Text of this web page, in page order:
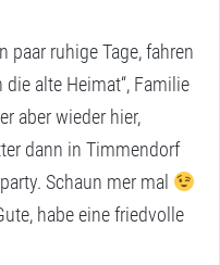
ruhige Tage, fahren
alte Heimat“, Familie
aber wieder hier,
dann in Timmendorf
Schaun mer mal
habe eine friedvolle